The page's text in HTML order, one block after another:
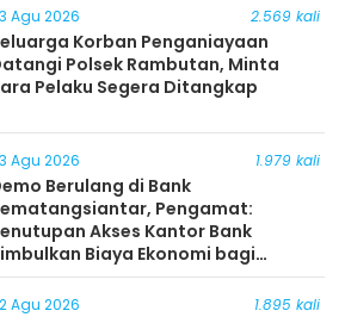
Agu 2026 2.569 kali
Korban Penganiayaan
Polsek Rambutan, Minta
Pelaku Segera Ditangkap
Agu 2026 1.979 kali
Berulang di Bank
Pengamat:
Akses Kantor Bank
Biaya Ekonomi bagi
Agu 2026 1.895 kali